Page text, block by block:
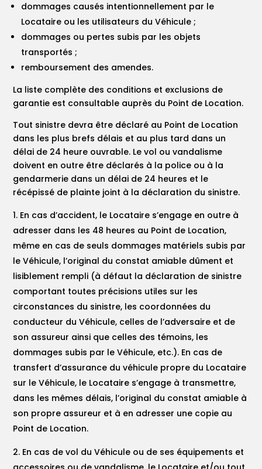
dommages causés intentionnellement par le
Locataire ou les utilisateurs du Véhicule ;
dommages ou pertes subis par les objets
transportés ;
remboursement des amendes.
La liste complète des conditions et exclusions de
garantie est consultable auprès du Point de Location.
Tout sinistre devra être déclaré au Point de Location
dans les plus brefs délais et au plus tard dans un
délai de 24 heure ouvrable. Le vol ou vandalisme
doivent en outre être déclarés à la police ou à la
gendarmerie dans un délai de 24 heures et le
récépissé de plainte joint à la déclaration du sinistre.
En cas d’accident, le Locataire s’engage en outre à
adresser dans les 48 heures au Point de Location,
même en cas de seuls dommages matériels subis par
le Véhicule, l’original du constat amiable dûment et
lisiblement rempli (à défaut la déclaration de sinistre
comportant toutes précisions utiles sur les
circonstances du sinistre, les coordonnées du
conducteur du Véhicule, celles de l’adversaire et de
son assureur ainsi que celles des témoins, les
dommages subis par le Véhicule, etc.). En cas de
transfert d’assurance du véhicule propre du Locataire
sur le Véhicule, le Locataire s’engage à transmettre,
dans les mêmes délais, l’original du constat amiable à
son propre assureur et à en adresser une copie au
Point de Location.
En cas de vol du Véhicule ou de ses équipements et